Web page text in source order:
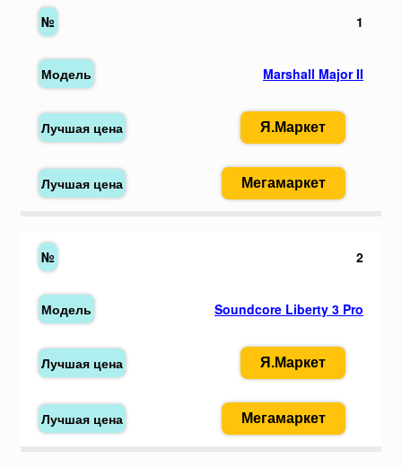
1
Marshall Major II
Я.Маркет
Мегамаркет
2
Soundcore Liberty 3 Pro
Я.Маркет
Мегамаркет